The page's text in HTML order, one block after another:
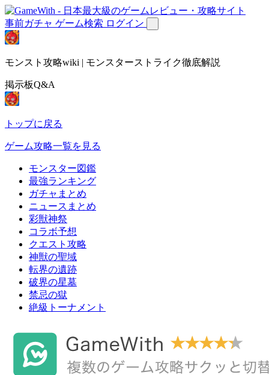
事前ガチャ ゲーム検索 ログイン
モンスト攻略wiki | モンスターストライク徹底解説
掲示板Q&A
トップに戻る
ゲーム攻略一覧を見る
モンスター図鑑
最強ランキング
ガチャまとめ
ニュースまとめ
彩獣神祭
コラボ予想
クエスト攻略
神獣の聖域
転界の遺跡
破界の星墓
禁忌の獄
絶級トーナメント